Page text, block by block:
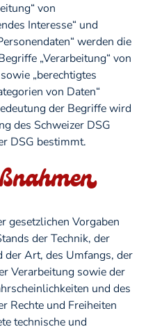
von
Interesse“ und
werden die
„Verarbeitung“ von
„berechtigtes
von Daten“
der Begriffe wird
des Schweizer DSG
DSG bestimmt.
gesetzlichen Vorgaben
der Technik, der
Art, des Umfangs, der
Verarbeitung sowie der
und des
Rechte und Freiheiten
technische und